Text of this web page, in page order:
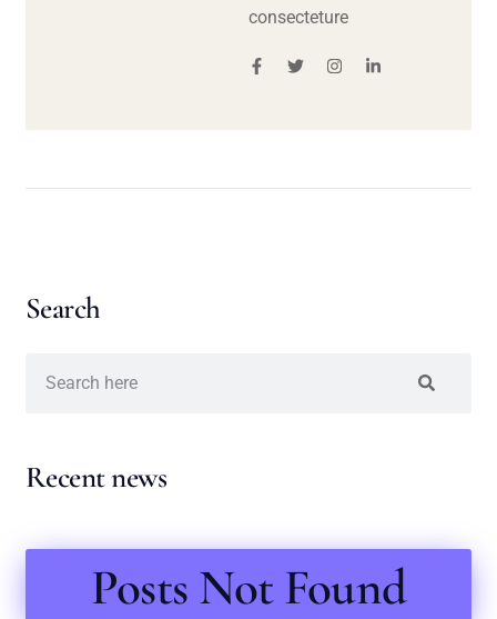
consecteture
Search
Recent news
Posts Not Found